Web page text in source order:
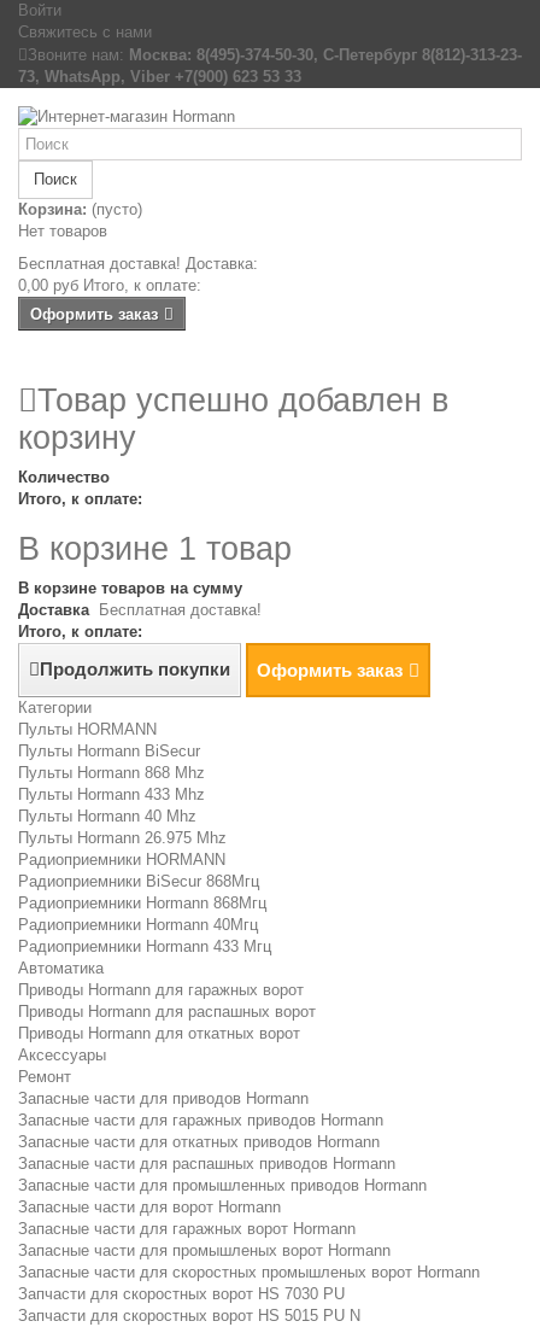
Войти
Свяжитесь с нами
Звоните нам: Москва: 8(495)-374-50-30, С-Петербург 8(812)-313-23-
73, WhatsApp, Viber +7(900) 623 53 33
Поиск
Корзина: (пусто)
Нет товаров
Бесплатная доставка! Доставка:
0,00 руб Итого, к оплате:
Оформить заказ
Товар успешно добавлен в
корзину
Количество
Итого, к оплате:
В корзине 1 товар
В корзине товаров на сумму
Доставка Бесплатная доставка!
Итого, к оплате:
Продолжить покупки Оформить заказ
Категории
Пульты HORMANN
Пульты Hormann BiSecur
Пульты Hormann 868 Mhz
Пульты Hormann 433 Mhz
Пульты Hormann 40 Mhz
Пульты Hormann 26.975 Mhz
Радиоприемники HORMANN
Радиоприемники BiSecur 868Мгц
Радиоприемники Hormann 868Мгц
Радиоприемники Hormann 40Мгц
Радиоприемники Hormann 433 Мгц
Автоматика
Приводы Hormann для гаражных ворот
Приводы Hormann для распашных ворот
Приводы Hormann для откатных ворот
Аксессуары
Ремонт
Запасные части для приводов Hormann
Запасные части для гаражных приводов Hormann
Запасные части для откатных приводов Hormann
Запасные части для распашных приводов Hormann
Запасные части для промышленных приводов Hormann
Запасные части для ворот Hormann
Запасные части для гаражных ворот Hormann
Запасные части для промышленых ворот Hormann
Запасные части для скоростных промышленых ворот Hormann
Запчасти для скоростных ворот HS 7030 PU
Запчасти для скоростных ворот HS 5015 PU N